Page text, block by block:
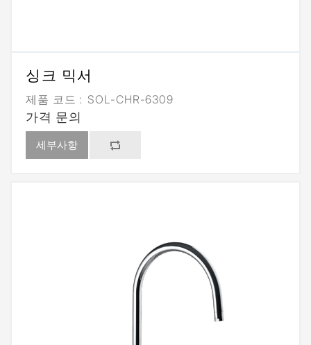
싱크 믹서
제품 코드 : SOL-CHR-6309
가격 문의
세부사항